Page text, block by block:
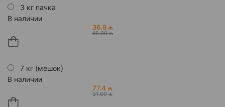
3 кг пачка
В наличии
36.8 ₼
46.00 ₼
7 кг (мешок)
В наличии
77.4 ₼
91.00 ₼